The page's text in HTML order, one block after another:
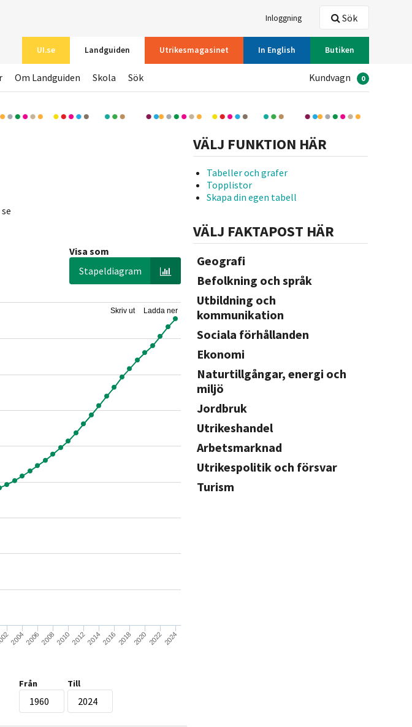
Inloggning
UI.se Landguiden Utrikesmagasinet In English Butiken
Sök
Om Landguiden Skola Sök Kundvagn 0
Visa som
Stapeldiagram
Ladda ner
Skriv ut
2004200620082010201220142016 2018 2020 20222024
Från Till
VÄLJ FUNKTION HÄR
Tabeller och grafer
Topplistor
Skapa din egen tabell
VÄLJ FAKTAPOST HÄR
Geografi
Befolkning och språk
Utbildning och
kommunikation
Sociala förhållanden
Ekonomi
Naturtillgångar, energi och
miljö
Jordbruk
Utrikeshandel
Arbetsmarknad
Utrikespolitik och försvar
Turism